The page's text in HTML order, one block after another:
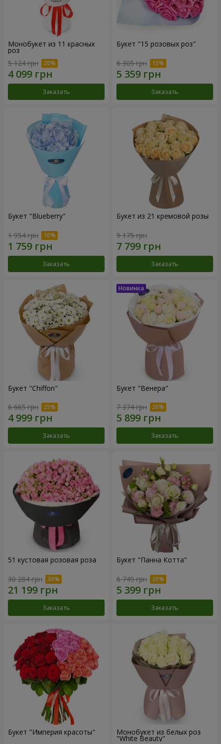
Монобукет из 11 красных
роз
5 124 грн
Заказать
Букет "15 розовых роз"
6 305 грн
Заказать
Букет "Blueberry"
1 954 грн
Заказать
Букет из 21 кремовой розы
9 175 грн
Заказать
Букет "Chiffon"
6 665 грн
Заказать
Букет "Венера"
7 374 грн
Заказать
51 кустовая розовая роза
30 284 грн
Заказать
Букет "Панна Котта"
6 749 грн
Заказать
Букет "Империя красоты" Монобукет из белых роз
"White Beauty"